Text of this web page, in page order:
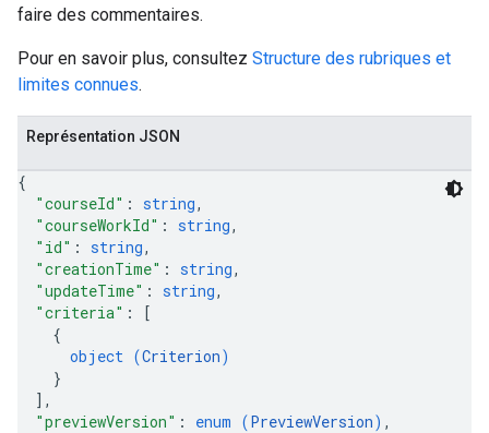
faire des commentaires.
Pour en savoir plus, consultez Structure des rubriques et
limites connues.
Représentation JSON
{
"courseId" : string,
"courseWorkId" : string,
"id" : string,
"creationTime" : string,
"updateTime" : string,
"criteria" :
[
{
object (Criterion)
}
] ,
"previewVersion" : enum (PreviewVersion) ,